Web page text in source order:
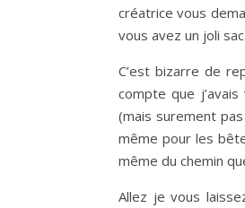
créatrice vous
vous avez un joli
C’est bizarre de
compte que
(mais surement
même pour les
même du chemin
Allez je vous